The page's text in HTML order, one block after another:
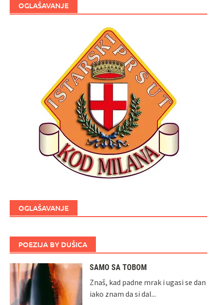
OGLAŠAVANJE
OGLAŠAVANJE
POEZIJA BY DUŠICA
SAMO SA TOBOM
Znaš, kad padne mrak i ugasi se dan
iako znam da si dal...